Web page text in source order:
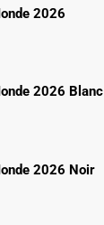
2026
2026 Blanc
2026 Noir